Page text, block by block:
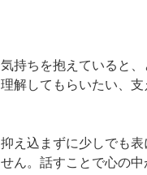
持ちを抱えていると
解してもらいたい、支
え込まずに少しでも
ん。話すことで心の中